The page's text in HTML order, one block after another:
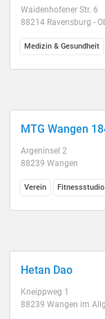
Waidenhofener Str. 6
88214 Ravensburg -
Medizin & Gesundheit
MTG Wangen
Argeninsel 2
88239 Wangen
Verein Fitnessstudio
Hetan Dao
Kneippweg 1
88239 Wangen im